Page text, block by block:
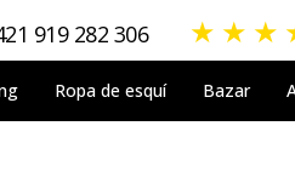
919 282 306 ★ ★ ★
Ropa de esquí Bazar